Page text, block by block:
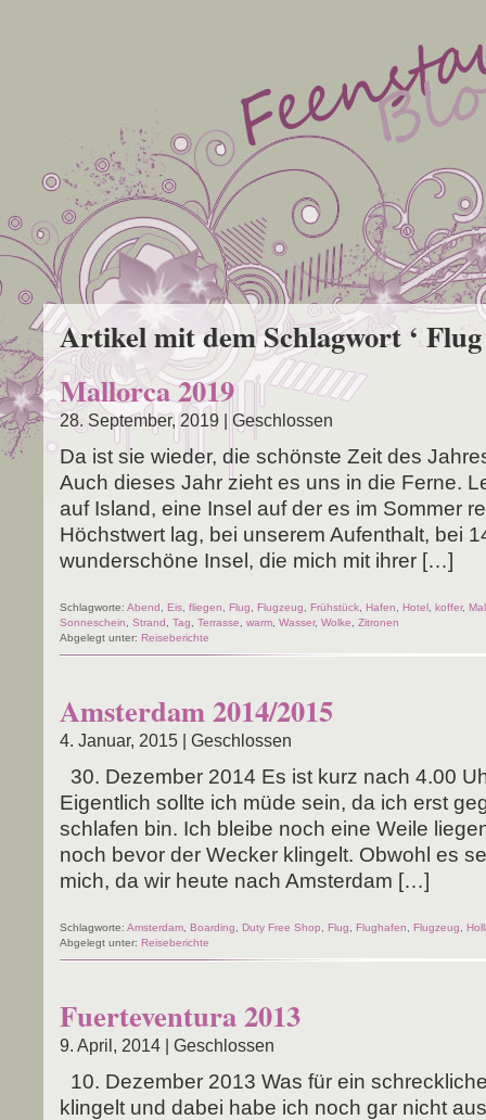
Artikel mit dem Schlagwort ‘ Flug
Mallorca 2019
28. September, 2019 | Geschlossen
Da ist sie wie­der, die schöns­te Zeit des
Auch die­ses Jahr zieht es uns in die Fer­ne.
auf Island, eine Insel auf der es im Som­mer
Höchst­wert lag, bei unse­rem Auf­ent­halt, bei
wun­der­schö­ne Insel, die mich mit ihrer […]
Schlagworte: Abend Eis fliegen Flug Flugzeug Frühstück Hafen Hotel koffer,
Sonneschein
Strand Tag Terrasse warm Wasser, Wolke
Zitronen
Abgelegt unter: Reiseberichte
Amsterdam 2014/2015
4. Januar, 2015 | Geschlossen
30. Dezem­ber 2014 Es ist kurz nach 4.00
Eigent­lich soll­te ich müde sein, da ich erst
schla­fen bin. Ich blei­be noch eine Wei­le
noch bevor der Wecker klin­gelt. Obwohl es
mich, da wir heu­te nach Amsterdam […]
Schlagworte: Amsterdam Boarding Duty Free Shop Flug Flughafen Flugzeug
Abgelegt unter: Reiseberichte
Fuerteventura 2013
9. April, 2014 | Geschlossen
10. Dezem­ber 2013 Was für ein
klin­gelt und dabei habe ich noch gar nicht